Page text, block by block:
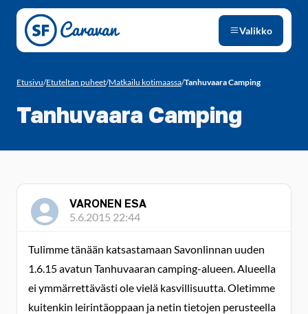
Siirry sivun sisältöön
Valikko
Etusivu/Etuteltan puheet/Matkailu kotimaassa/Tanhuvaara Camping
Tanhuvaara Camping
VARONEN ESA
5.6.2015 22:44
Tulimme tänään katsastamaan Savonlinnan uuden
1.6.15 avatun Tanhuvaaran camping-alueen. Alueella
ei ymmärrettävästi ole vielä kasvillisuutta. Oletimme
kuitenkin leirintäoppaan ja netin tietojen perusteella